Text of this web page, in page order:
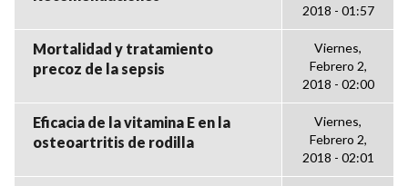
2018 - 01:57
Mortalidad y tratamiento
precoz de la sepsis
Viernes,
Febrero 2,
2018 - 02:00
Eficacia de la vitamina E en la
osteoartritis de rodilla
Viernes,
Febrero 2,
2018 - 02:01